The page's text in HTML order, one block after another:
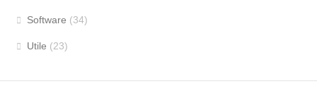
Software (34)
Utile (23)